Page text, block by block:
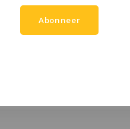
Abonneer
Introductie van de Peli 9455Z0
werelds eerste klasse I Division 1,